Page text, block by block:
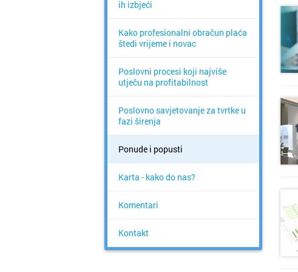
ih izbjeći
Kako profesionalni obračun plaća
štedi vrijeme i novac
Poslovni procesi koji najviše
utječu na profitabilnost
Poslovno savjetovanje za tvrtke u
fazi širenja
Ponude i popusti
Karta - kako do nas?
Komentari
Kontakt